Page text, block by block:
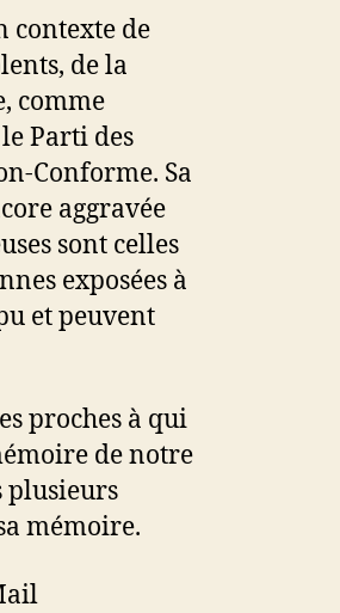
contexte de
de la
comme
Parti des
Conforme. Sa
aggravée
sont celles
exposées à
et peuvent
proches à qui
de notre
plusieurs
mémoire.